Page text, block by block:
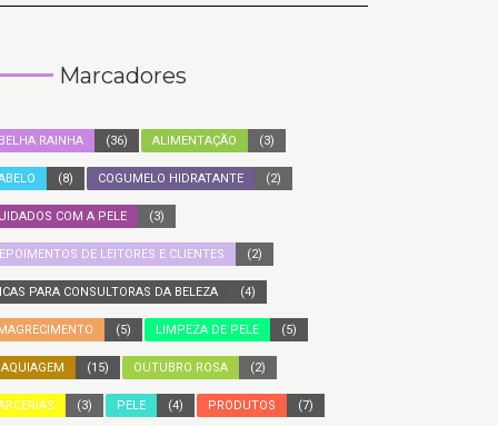
Marcadores
RAINHA (36) ALIMENTAÇÃO (3)
(8) COGUMELO HIDRATANTE (2)
COM A PELE (3)
DE LEITORES E CLIENTES (2)
PARA CONSULTORAS DA BELEZA (4)
(5) LIMPEZA DE PELE (5)
(15) OUTUBRO ROSA (2)
(3) PELE (4) PRODUTOS (7)